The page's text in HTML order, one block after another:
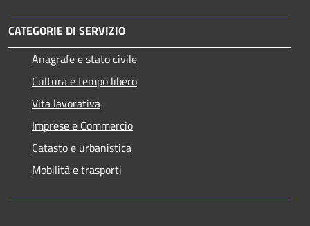
CATEGORIE DI SERVIZIO
Anagrafe e stato civile
Cultura e tempo libero
Vita lavorativa
Imprese e Commercio
Catasto e urbanistica
Mobilità e trasporti